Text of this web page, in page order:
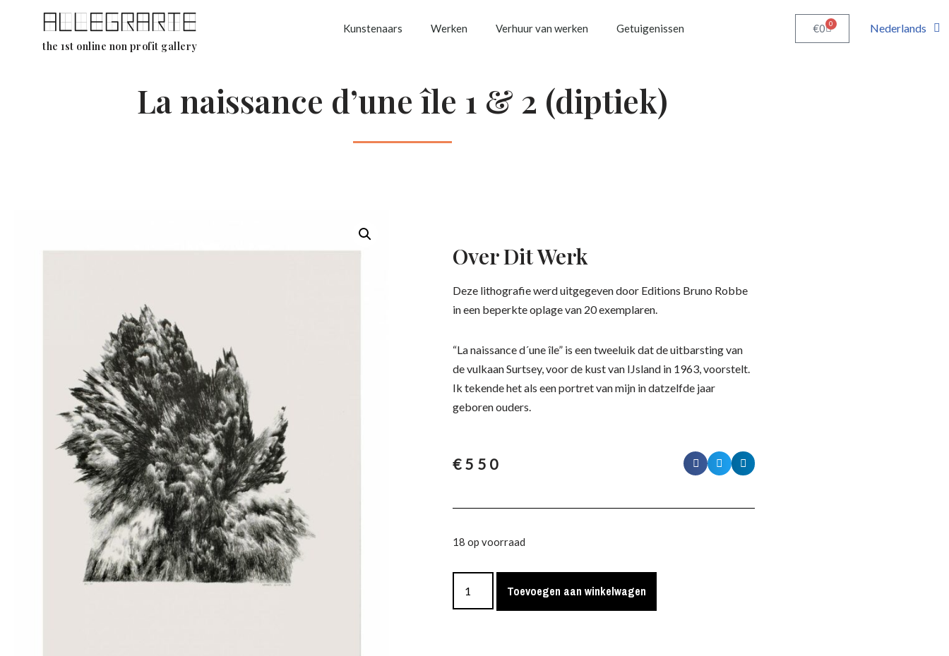
the 1st online non profit gallery
Kunstenaars Werken Verhuur van werken Getuigenissen €0 0 Nederlands
La naissance d’une île 1 & 2 (diptiek)
Over Dit Werk
Deze lithografie werd uitgegeven door Editions Bruno Robbe
in een beperkte oplage van 20 exemplaren.
“La naissance d´une île” is een tweeluik dat de uitbarsting van
de vulkaan Surtsey, voor de kust van IJsland in 1963, voorstelt.
Ik tekende het als een portret van mijn in datzelfde jaar
geboren ouders.
€ 550
18 op voorraad
Toevoegen aan winkelwagen